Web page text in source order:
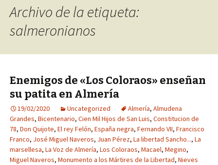
Archivo de la etiqueta:
salmeronianos
Enemigos de «Los Coloraos» enseñan
su patita en Almería
19/02/2020 Uncategorized Almería, Almudena
Grandes, Bicentenario, Cien Mil Hijos de San Luis, Constitucion de
78, Don Quijote, El rey Felón, España negra, Fernando VII, Francisco
Franco, José Miguel Naveros, Juan Pérez, La libertad Sancho..., La
marsellesa, La Voz de Almería, Los Coloraos, Macael, Megino,
Miguel Naveros, Monumento a los Mártires de la Libertad, Nieves